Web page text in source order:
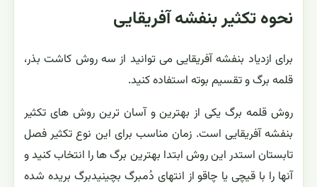
نحوه تکثیر بنفشه آفریقایی
برای ازدیاد بنفشه آفریقایی می توانید از سه روش كاشت بذر،
قلمه برگ و تقسیم بوته استفاده كنید.
روش قلمه برگ یكی از بهترین و آسان ترین روش های تكثیر
بنفشه آفریقایی است. زمان مناسب برای این نوع تكثیر فصل
تابستان استدر این روش ابتدا بهترین برگ ها را انتخاب كنید و
آنها را با قیچی یا چاقو از انتهای دُمبرگ بچینیدبرگ بریده شده